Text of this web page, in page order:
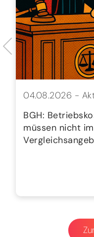
04.08.2026 -
BGH:
müssen nicht